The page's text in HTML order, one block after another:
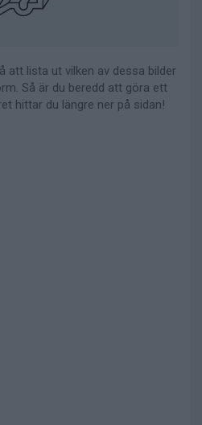
att lista ut vilken av dessa bilder
Så är du beredd att göra ett
hittar du längre ner på sidan!